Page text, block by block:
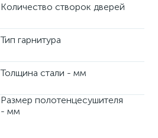
Количество створок дверей
Тип гарнитура
Толщина стали - мм
Размер полотенцесушителя
- мм